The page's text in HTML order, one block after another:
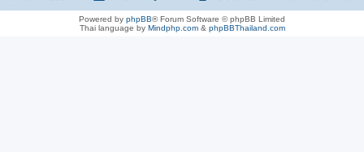
Powered by phpBB® Forum Software © phpBB Limited
Thai language by Mindphp.com& phpBBThailand.com